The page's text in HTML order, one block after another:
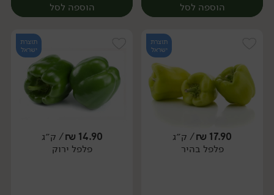
הוספה לסל
מארז
הוספה לסל
יח׳ ק״ג
תוצרת
ישראל
17.90
₪/ ק״ג
פלפל בהיר
תוצרת
ישראל
14.90
₪/ ק״ג
פלפל ירוק